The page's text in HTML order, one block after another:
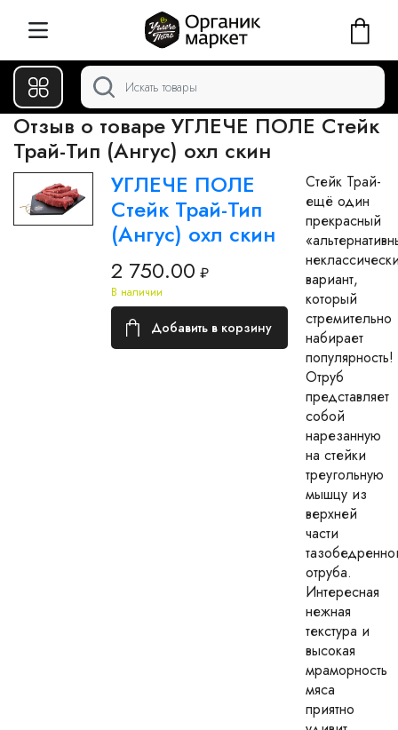
Отзыв о товаре УГЛЕЧЕ ПОЛЕ Стейк
Трай-Тип (Ангус) охл скин
УГЛЕЧЕ ПОЛЕ
Стейк Трай-Тип
(Ангус) охл скин
2 750.00 ₽
В наличии
Добавить в корзину
Стейк Трай-
ещё один
прекрасный
вариант,
который
стремительно
набирает
популярность!
Отруб
представляет
собой
нарезанную
на стейки
треугольную
мышцу из
верхней
части
отруба.
Интересная
нежная
текстура и
высокая
мраморность
мяса
приятно